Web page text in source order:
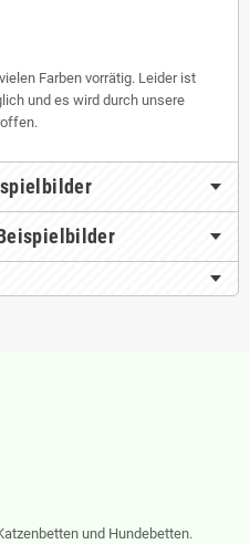
Farben vorrätig. Leider ist
und es wird durch unsere
und Hundebetten.